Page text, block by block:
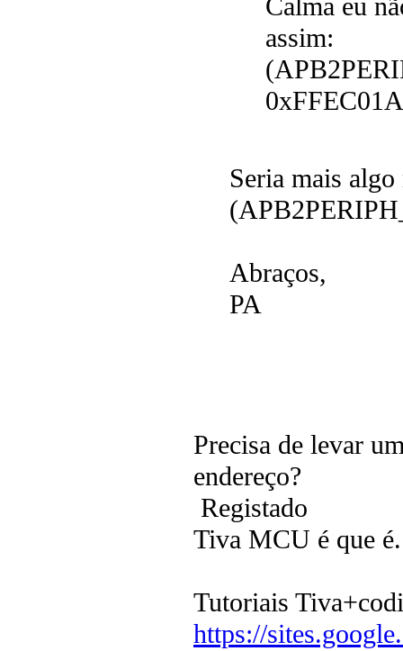
Calma eu
assim:
Seria mais
Abraços,
PA
Precisa de levar
endereço?
Registado
Tiva MCU é que é.
Tutoriais
https://